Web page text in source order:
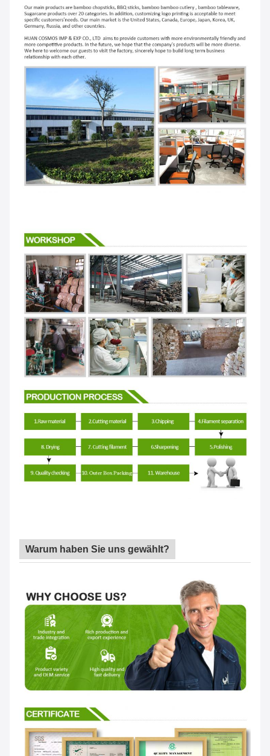
Warum haben Sie uns gewählt?